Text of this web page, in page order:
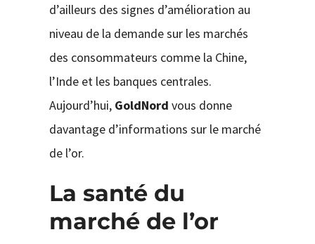
d’ailleurs des signes d’amélioration au
niveau de la demande sur les marchés
des consommateurs comme la Chine,
l’Inde et les banques centrales.
Aujourd’hui, GoldNord vous donne
davantage d’informations sur le marché
de l’or.
La santé du
marché de l’or